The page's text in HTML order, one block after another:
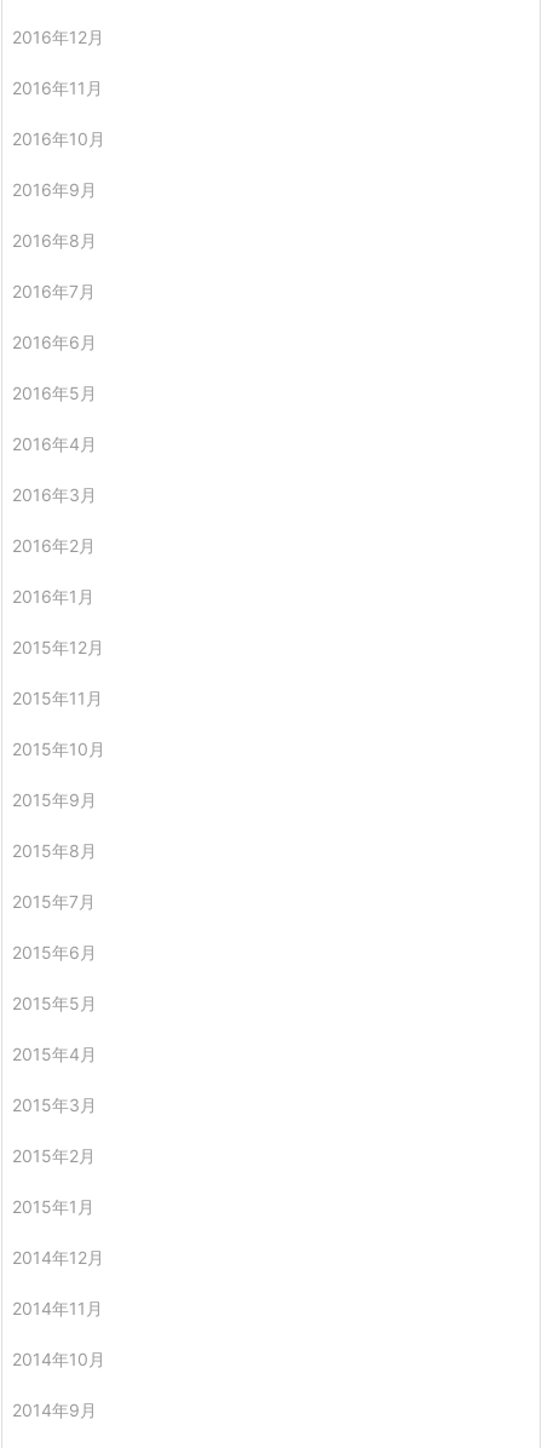
2016年12月
2016年11月
2016年10月
2016年9月
2016年8月
2016年7月
2016年6月
2016年5月
2016年4月
2016年3月
2016年2月
2016年1月
2015年12月
2015年11月
2015年10月
2015年9月
2015年8月
2015年7月
2015年6月
2015年5月
2015年4月
2015年3月
2015年2月
2015年1月
2014年12月
2014年11月
2014年10月
2014年9月